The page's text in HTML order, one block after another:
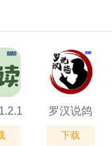
罗汉说鸽
V1.0.1
下载